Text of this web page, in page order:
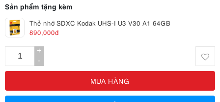
Sản phẩm tặng kèm
Thẻ nhớ SDXC Kodak UHS-I U3 V30 A1 64GB
890,000đ
+
-
MUA HÀNG